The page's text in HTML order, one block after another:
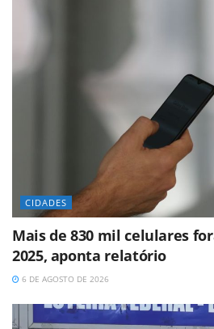
CIDADES
Mais de 830 mil celulares
2025, aponta relatório
6 DE AGOSTO DE 2026